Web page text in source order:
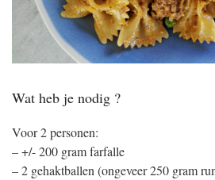
Wat heb je nodig ?
Voor 2 personen:
– +/- 200 gram farfalle
– 2 gehaktballen (ongeveer 250 gram